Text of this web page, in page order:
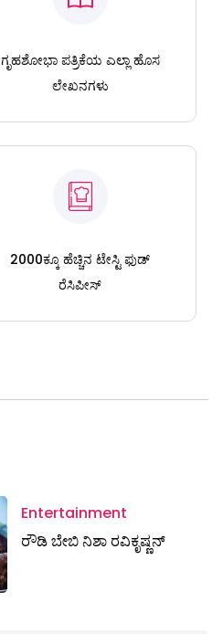
ಗೃಹಶೋಭಾ ಪತ್ರಿಕೆಯ ಎಲ್ಲಾ ಹೊಸ
ಲೇಖನಗಳು
2000ಕ್ಕೂ ಹೆಚ್ಚಿನ ಟೇಸ್ಟಿ ಫುಡ್
ರೆಸಿಪೀಸ್
Entertainment
ರೌಡಿ ಬೇಬಿ ನಿಶಾ ರವಿಕೃಷ್ಣನ್‌